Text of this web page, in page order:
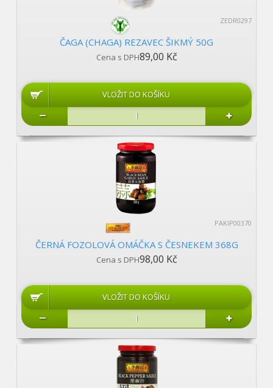
ZEDR0297
ČAGA (CHAGA) REZAVEC ŠIKMÝ 50G
Cena s DPH89,00 Kč
PAKIP00370
ČERNÁ FOZOLOVÁ OMÁČKA S ČESNEKEM 368G
Cena s DPH98,00 Kč